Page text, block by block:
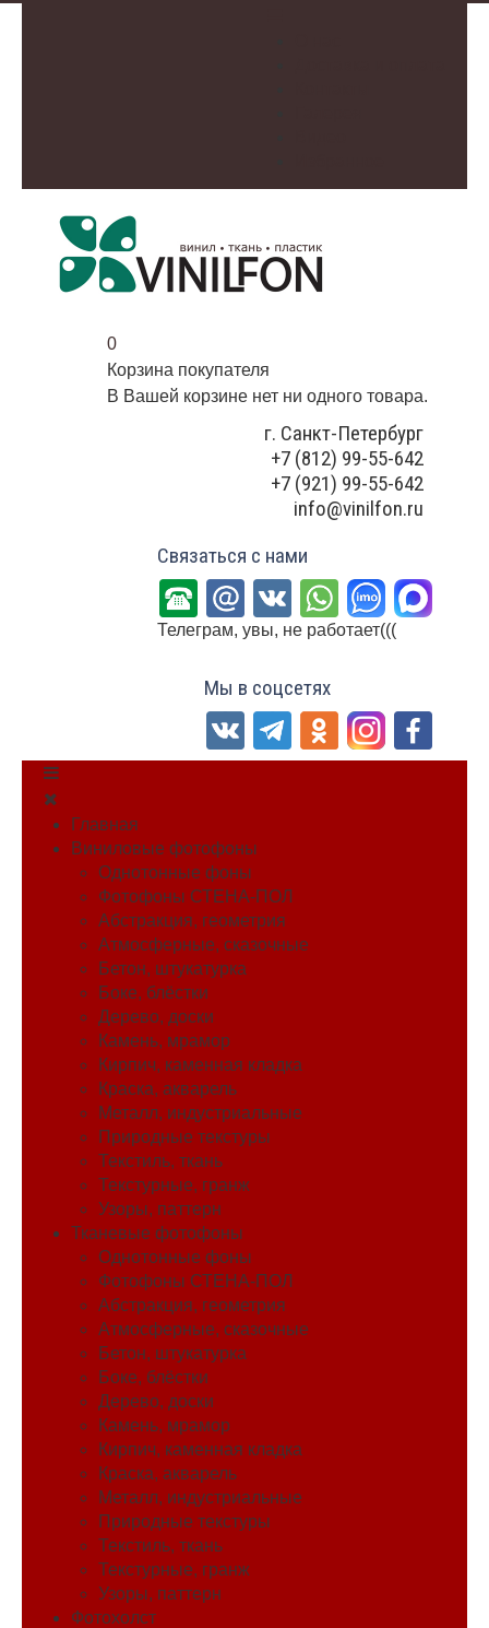
0
Корзина покупателя
В Вашей корзине нет ни одного товара.
г. Санкт-Петербург
+7 (812) 99-55-642
+7 (921) 99-55-642
info@vinilfon.ru
Связаться с нами
Телеграм, увы, не работает(((
Мы в соцсетях
Главная
Виниловые фотофоны
Однотонные фоны
Фотофоны СТЕНА-ПОЛ
Абстракция, геометрия
Атмосферные, сказочные
Бетон, штукатурка
Боке, блёстки
Дерево, доски
Камень, мрамор
Кирпич, каменная кладка
Краска, акварель
Металл, индустриальные
Природные текстуры
Текстиль, ткань
Текстурные, гранж
Узоры, паттерн
Тканевые фотофоны
Однотонные фоны
Фотофоны СТЕНА-ПОЛ
Абстракция, геометрия
Атмосферные, сказочные
Бетон, штукатурка
Боке, блёстки
Дерево, доски
Камень, мрамор
Кирпич, каменная кладка
Краска, акварель
Металл, индустриальные
Природные текстуры
Текстиль, ткань
Текстурные, гранж
Узоры, паттерн
Фотохолст